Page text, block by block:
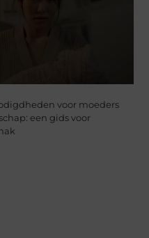
voor moeders
een gids voor